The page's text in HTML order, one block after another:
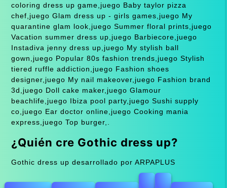
coloring dress up game,juego Baby taylor pizza
chef,juego Glam dress up - girls games,juego My
quarantine glam look,juego Summer floral prints,juego
Vacation summer dress up,juego Barbiecore,juego
Instadiva jenny dress up,juego My stylish ball
gown,juego Popular 80s fashion trends,juego Stylish
tiered ruffle addiction,juego Fashion shoes
designer,juego My nail makeover,juego Fashion brand
3d,juego Doll cake maker,juego Glamour
beachlife,juego Ibiza pool party,juego Sushi supply
co,juego Ear doctor online,juego Cooking mania
express,juego Top burger,.
¿Quién cre Gothic dress up?
Gothic dress up desarrollado por ARPAPLUS